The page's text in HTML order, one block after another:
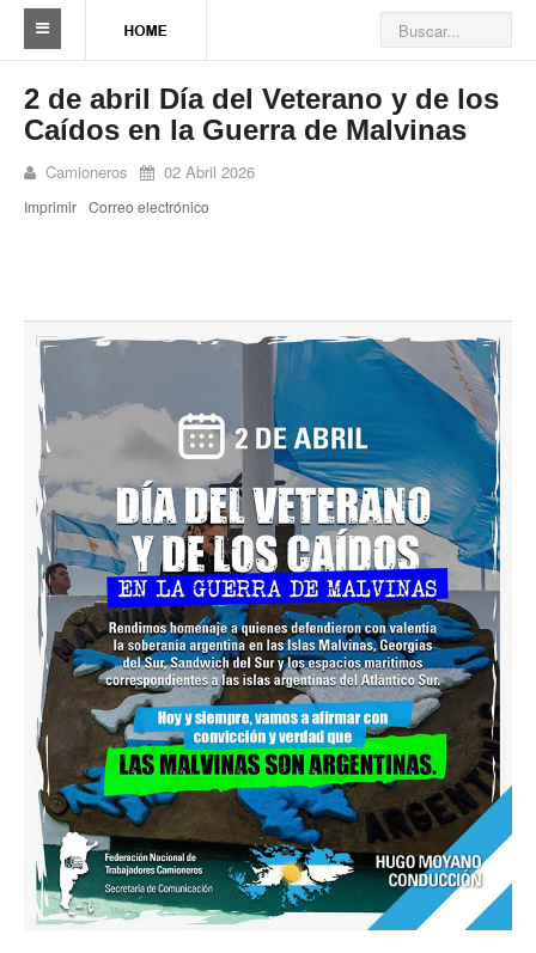
Sindicato
Reseña histórica
Autoridades
Ramas por actividad
Camioneros solidarios
Galería de Delegaciones y Seccionales
Galería de videos
Videos de prevención
Noticias de Delegaciones y Seccionales
Memoria histórica
Notas
Novedades
Noticias Fiscalización
Buscar
Secretarías
Secretaría general
2 de abril Día del Veterano y de los
Caídos en la Guerra de Malvinas
Camioneros 02 Abril 2026
Imprimir Correo electrónico